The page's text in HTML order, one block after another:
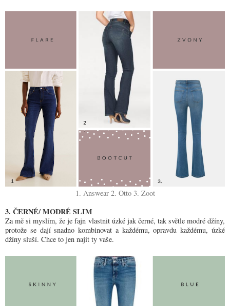
1. Answear 2. Otto 3. Zoot
3. ČERNÉ/ MODRÉ SLIM
Za mě si myslím, že je fajn vlastnit úzké jak černé, tak světle modré džíny,
protože se dají snadno kombinovat a každému, opravdu každému, úzké
džíny sluší. Chce to jen najít ty vaše.